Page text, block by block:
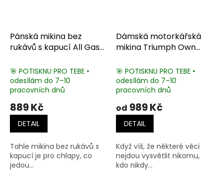
Pánská mikina bez
rukávů s kapucí All Gas
🎯 POTISKNU PRO TEBE •
odesílám do 7–10
pracovních dnů
889 Kč
DETAIL
Tahle mikina bez rukávů s
kapucí je pro chlapy, co
jedou...
Dámská motorkářská
mikina Triumph Own
🎯 POTISKNU PRO TEBE •
odesílám do 7–10
pracovních dnů
od 989 Kč
DETAIL
Když víš, že některé věci
nejdou vysvětlit nikomu,
kdo nikdy...